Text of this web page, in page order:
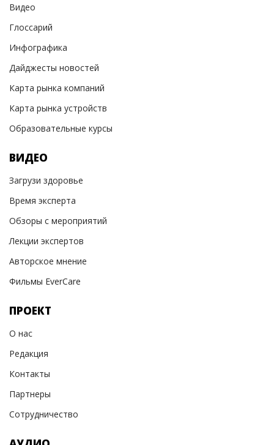
Видео
Глоссарий
Инфографика
Дайджесты новостей
Карта рынка компаний
Карта рынка устройств
Образовательные курсы
ВИДЕО
Загрузи здоровье
Время эксперта
Обзоры с мероприятий
Лекции экспертов
Авторское мнение
Фильмы EverCare
ПРОЕКТ
О нас
Редакция
Контакты
Партнеры
Сотрудничество